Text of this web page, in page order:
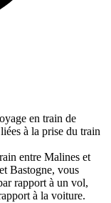
en train de
à la prise du train
entre Malines et
Bastogne, vous
rapport à un vol,
à la voiture.